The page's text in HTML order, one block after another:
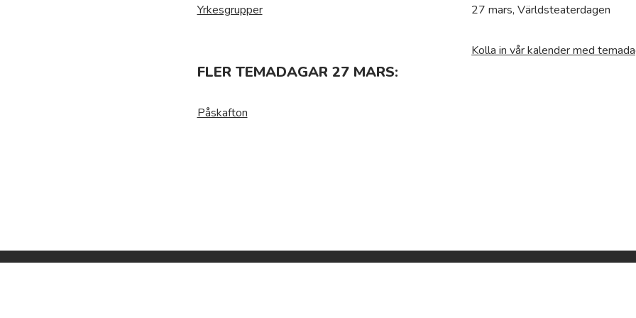
Yrkesgrupper 27 mars, Världsteaterdagen
FLER TEMADAGAR 27 MARS:
Påskafton
Kolla in vår kalender med